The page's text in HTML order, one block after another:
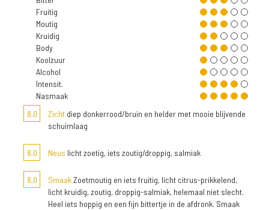
Fruitig
Moutig
Kruidig
Body
Koolzuur
Alcohol
Intensit.
Nasmaak
8,0
Zicht diep donkerrood/bruin en helder met mooie blijvende
schuimlaag
8,0 Neus licht zoetig, iets zoutig/droppig, salmiak
8,0 SmaakZoetmoutig en iets fruitig, licht citrus-prikkelend,
licht kruidig, zoutig, droppig-salmiak, helemaal niet slecht.
Heel iets hoppig en een fijn bittertje in de afdronk. Smaak